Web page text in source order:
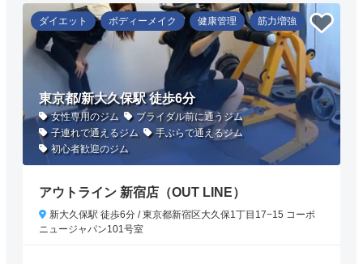
ダイエット ボディーメイク 健康管理 筋力増強
東京都/新大久保駅 徒歩6分
女性専用のジム
ブライダル前に通うジム
子連れで通えるジム
手ぶらで通えるジム
初心者歓迎のジム
アウトライン 新宿店（OUT LINE）
新大久保駅 徒歩6分 / 東京都新宿区大久保1丁目17−15 コーポ
ニュージャパン101号室